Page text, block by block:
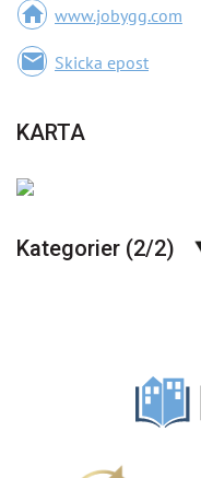
home www.jobygg.com
email Skicka epost
KARTA
Kategorier (2/2)